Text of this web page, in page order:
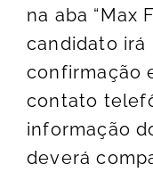
na aba “Max
candidato irá
confirmação
contato
informação
deverá